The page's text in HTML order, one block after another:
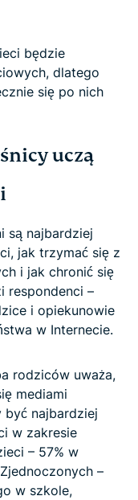
będzie
dlatego
się po nich
uczą
są najbardziej
jak trzymać się z
i jak chronić się
respondenci –
i opiekunowie
w Internecie.
rodziców uważa,
mediami
być najbardziej
w zakresie
– 57% w
–
w szkole,